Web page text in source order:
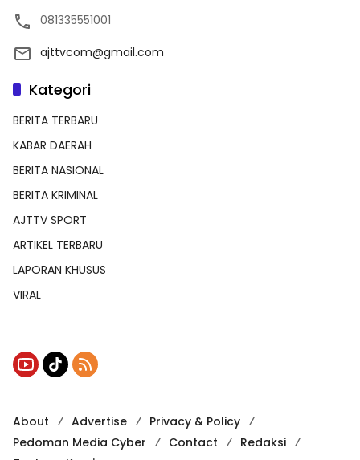
081335551001
ajttvcom@gmail.com
Kategori
BERITA TERBARU
KABAR DAERAH
BERITA NASIONAL
BERITA KRIMINAL
AJTTV SPORT
ARTIKEL TERBARU
LAPORAN KHUSUS
VIRAL
About Advertise
Privacy & Policy
Pedoman Media Cyber
Contact
Redaksi